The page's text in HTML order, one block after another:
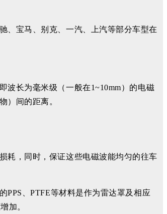
、宝马、别克、一汽、上汽等部分车型在
波长为毫米级（一般在1~10mm）的电磁
）间的距离。
耗，同时，保证这些电磁波能均匀的往车
PPS、PTFE等材料是作为雷达罩及相应
加。